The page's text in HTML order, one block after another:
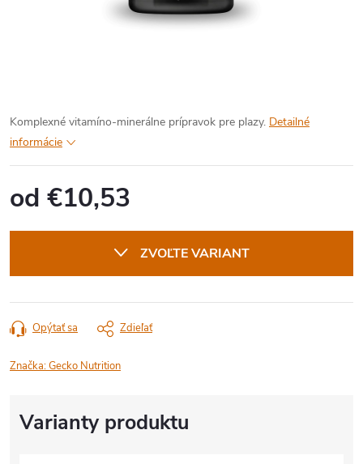
Komplexné vitamíno-minerálne prípravok pre plazy. Detailné
informácie
od €10,53
ZVOĽTE VARIANT
Opýtať sa Zdieľať
Značka:Gecko Nutrition